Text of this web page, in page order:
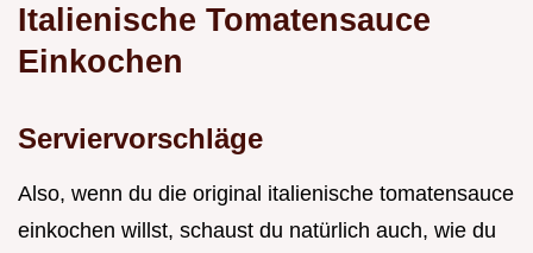
Italienische Tomatensauce
Einkochen
Serviervorschläge
Also, wenn du die original italienische tomatensauce
einkochen willst, schaust du natürlich auch, wie du